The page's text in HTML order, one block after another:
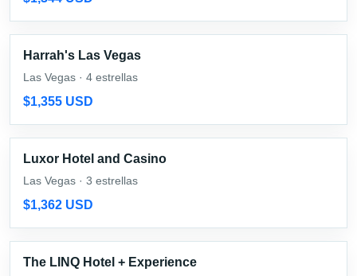
Harrah's Las Vegas
Las Vegas · 4 estrellas
$1,355 USD
Luxor Hotel and Casino
Las Vegas · 3 estrellas
$1,362 USD
The LINQ Hotel + Experience